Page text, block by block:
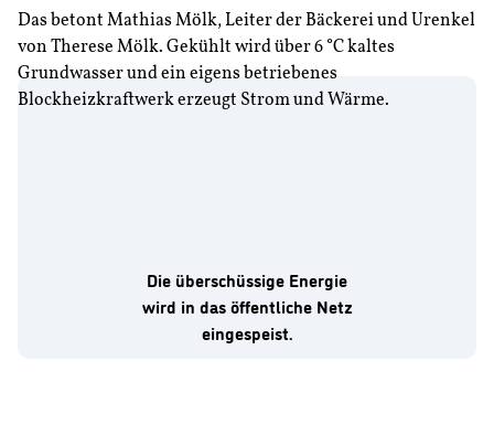
Das betont Mathias Mölk, Leiter der Bäckerei und Urenkel
von Therese Mölk. Gekühlt wird über 6 °C kaltes
Grundwasser und ein eigens betriebenes
Blockheizkraftwerk erzeugt Strom und Wärme.
Die überschüssige Energie
wird in das öffentliche Netz
eingespeist.